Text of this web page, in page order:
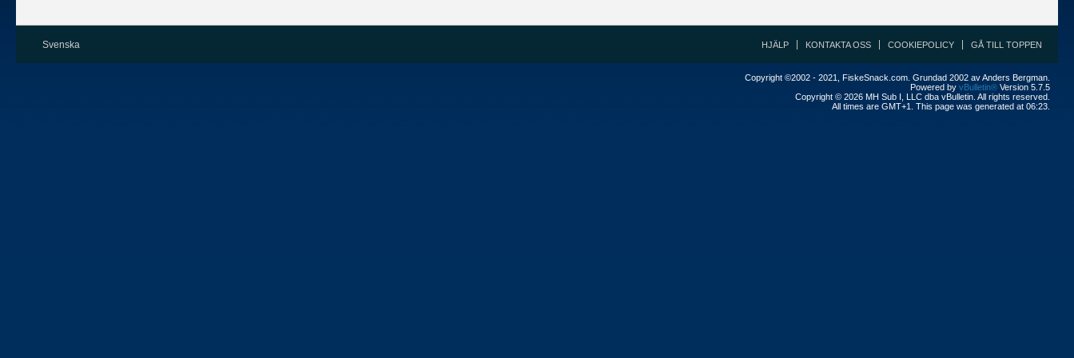
Svenska HJÄLP KONTAKTA OSS COOKIEPOLICY GÅ TILL TOPPEN
Copyright ©2002 - 2021, FiskeSnack.com. Grundad 2002 av Anders Bergman.
Powered by vBulletin® Version 5.7.5
Copyright © 2026 MH Sub I, LLC dba vBulletin. All rights reserved.
All times are GMT+1. This page was generated at 06:23.